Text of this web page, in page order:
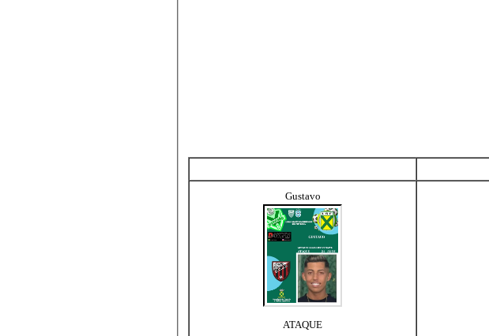
Gustavo
ATAQUE